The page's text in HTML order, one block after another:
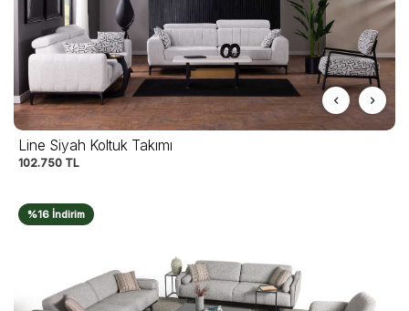
Line Siyah Koltuk Takımı
102.750 TL
%16 İndirim